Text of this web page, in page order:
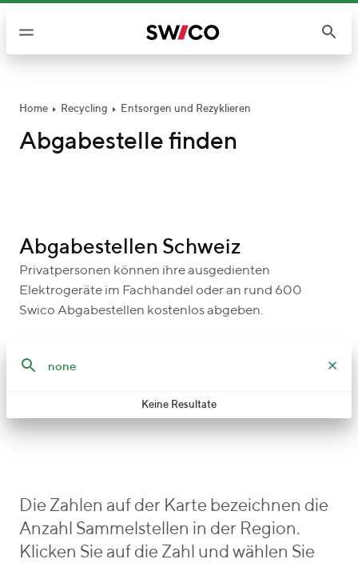
Home Recycling Entsorgen und Rezyklieren
Abgabestelle finden
Abgabestellen Schweiz
Privatpersonen können ihre ausgedienten
Elektrogeräte im Fachhandel oder an rund 600
Swico Abgabestellen kostenlos abgeben.
Keine Resultate
Die Zahlen auf der Karte bezeichnen die
Anzahl Sammelstellen in der Region.
Klicken Sie auf die Zahl und wählen Sie